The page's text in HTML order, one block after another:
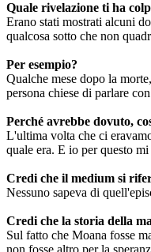
Quale rivelazione ti ha
Erano stati mostrati alcuni
qualcosa sotto che non
Per esempio?
Qualche mese dopo la
persona chiese di parlare
Perché avrebbe dovuto,
L'ultima volta che ci
quale era. E io per questo
Credi che il medium si
Nessuno sapeva di
Credi che la storia della
Sul fatto che Moana fosse